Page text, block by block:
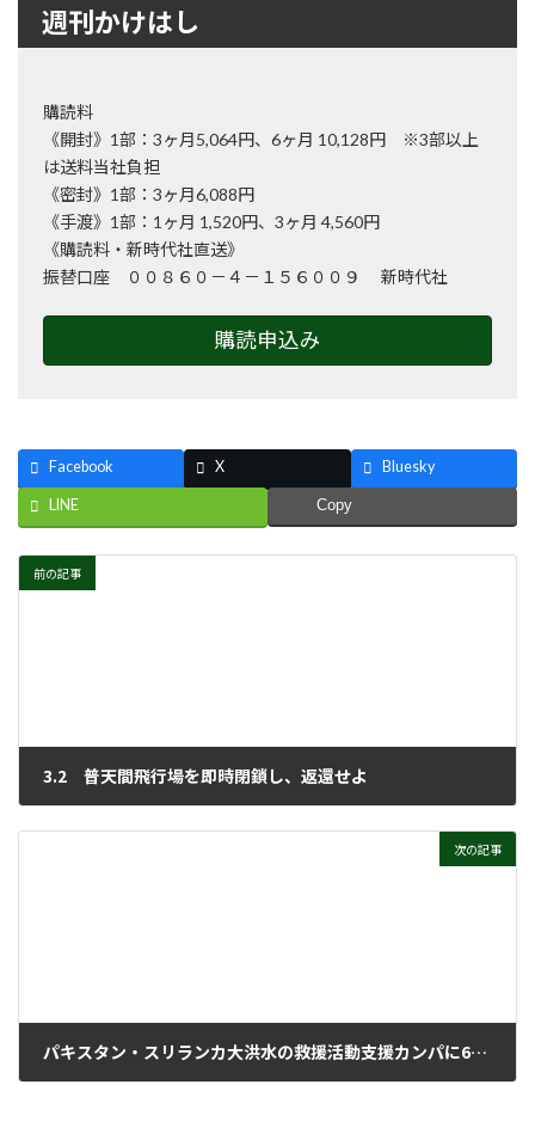
週刊かけはし
購読料
《開封》1部：3ヶ月5,064円、6ヶ月 10,128円 ※3部以上
は送料当社負担
《密封》1部：3ヶ月6,088円
《手渡》1部：1ヶ月 1,520円、3ヶ月 4,560円
《購読料・新時代社直送》
振替口座 ００８６０－４－１５６００９ 新時代社
購読申込み
Facebook X Bluesky
LINE Copy
前の記事
3.2 普天間飛行場を即時閉鎖し、返還せよ
次の記事
パキスタン・スリランカ大洪水の救援活動支援カンパに60万円